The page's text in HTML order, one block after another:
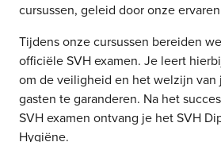
cursussen, geleid door onze
Tijdens onze cursussen bereiden
officiële SVH examen. Je leert
om de veiligheid en het welzijn van
gasten te garanderen. Na het
SVH examen ontvang je het SVH
Hygiëne.